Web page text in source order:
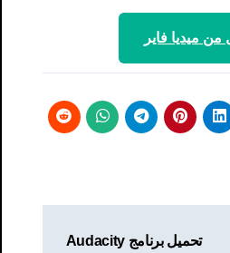
من ميديا ​​فاير
تحميل برنامج Audacity